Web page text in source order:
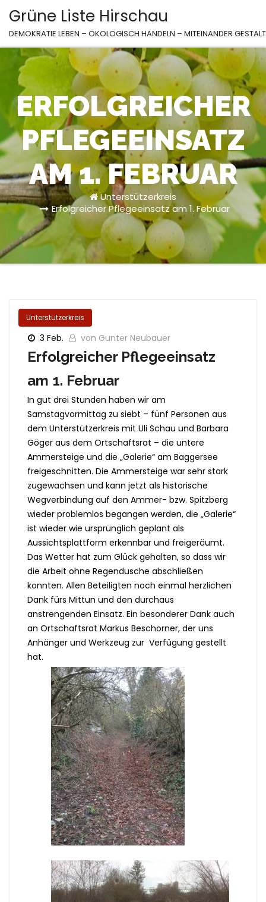
Inhalt
springen
Grüne Liste Hirschau
DEMOKRATIE LEBEN – ÖKOLOGISCH HANDELN – MITEINANDER
ERFOLGREICHER
PFLEGEEINSATZ
AM 1. FEBRUAR
Unterstützerkreis
Erfolgreicher Pflegeeinsatz am 1. Februar
Unterstützerkreis
3 Feb. von Gunter Neubauer
Erfolgreicher Pflegeeinsatz
am 1. Februar
In gut drei Stunden haben wir am
Samstagvormittag zu siebt – fünf Personen aus
dem Unterstützerkreis mit Uli Schau und Barbara
Göger aus dem Ortschaftsrat – die untere
Ammersteige und die „Galerie“ am Baggersee
freigeschnitten. Die Ammersteige war sehr stark
zugewachsen und kann jetzt als historische
Wegverbindung auf den Ammer- bzw. Spitzberg
wieder problemlos begangen werden, die „Galerie“
ist wieder wie ursprünglich geplant als
Aussichtsplattform erkennbar und freigeräumt.
Das Wetter hat zum Glück gehalten, so dass wir
die Arbeit ohne Regendusche abschließen
konnten. Allen Beteiligten noch einmal herzlichen
Dank fürs Mittun und den durchaus
anstrengenden Einsatz. Ein besonderer Dank auch
an Ortschaftsrat Markus Beschorner, der uns
Anhänger und Werkzeug zur Verfügung gestellt
hat.